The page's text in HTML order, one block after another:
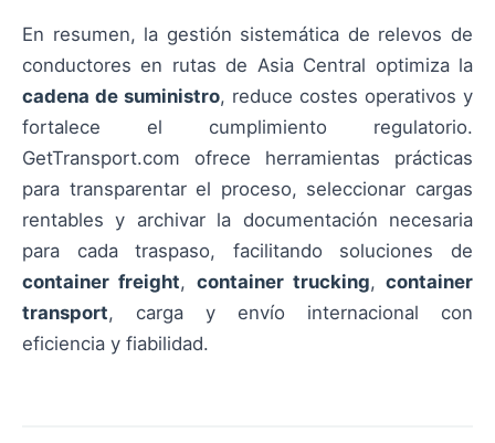
En resumen, la gestión sistemática de relevos de
conductores en rutas de Asia Central optimiza la
cadena de suministro, reduce costes operativos y
fortalece el cumplimiento regulatorio.
GetTransport.com ofrece herramientas prácticas
para transparentar el proceso, seleccionar cargas
rentables y archivar la documentación necesaria
para cada traspaso, facilitando soluciones de
container freight, container trucking, container
transport, carga y envío internacional con
eficiencia y fiabilidad.